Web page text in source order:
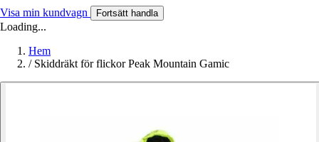
Visa min kundvagn Fortsätt handla
Loading...
Hem
/ Skiddräkt för flickor Peak Mountain Gamic